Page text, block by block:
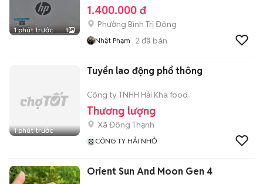
1 phút trước 1
1.400.000 đ
Phường Bình Trị Đông
Nhật Phạm 2 đã bán
1 phút trước
Tuyển lao động phổ thông
Công ty TNHH Hải Kha food
Thương lượng
Xã Đông Thạnh
CÔNG TY HẢI NHỎ
Orient Sun And Moon Gen 4